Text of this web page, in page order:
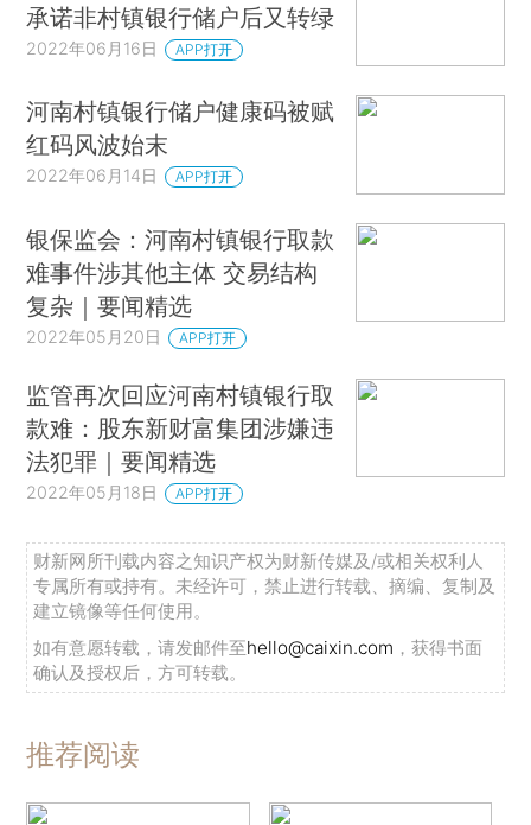
承诺非村镇银行储户后又转绿
2022年06月16日 APP打开
河南村镇银行储户健康码被赋
红码风波始末
2022年06月14日 APP打开
银保监会：河南村镇银行取款
难事件涉其他主体 交易结构
复杂｜要闻精选
2022年05月20日 APP打开
监管再次回应河南村镇银行取
款难：股东新财富集团涉嫌违
法犯罪｜要闻精选
2022年05月18日 APP打开
财新网所刊载内容之知识产权为财新传媒及/或相关权利人
专属所有或持有。未经许可，禁止进行转载、摘编、复制及
建立镜像等任何使用。
如有意愿转载，请发邮件至hello@caixin.com ，获得书面
确认及授权后，方可转载。
推荐阅读